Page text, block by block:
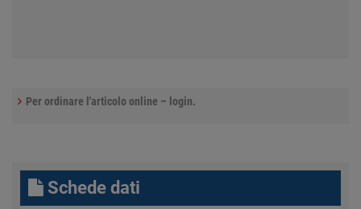
Per ordinare l'articolo online – login.
Schede dati